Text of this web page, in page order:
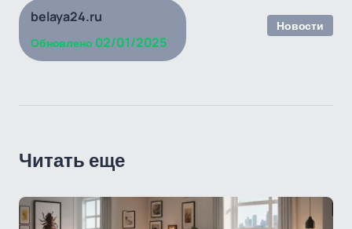
belaya24.ru
Обновлено 02/01/2025
Новости
Читать еще